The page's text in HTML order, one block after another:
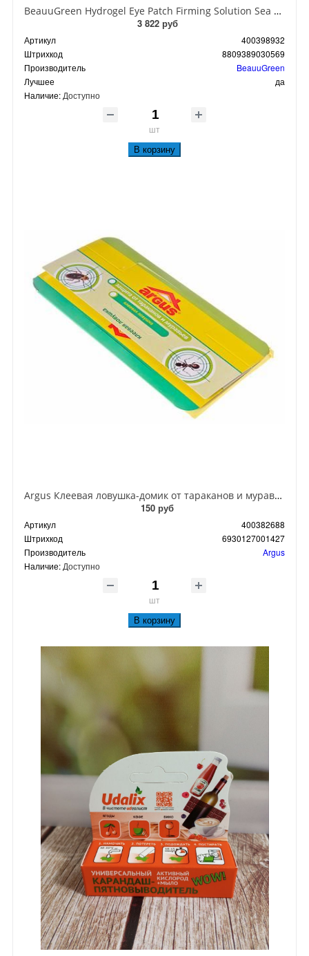
BeauuGreen Hydrogel Eye Patch Firming Solution Sea Cocumber & Black Гидрогелевые патчи для кожи вокруг глаз с экстрактом черного морского огурца 60 шт 90 гр
3 822 руб
Артикул
400398932
Штрихкод
8809389030569
Производитель
BeauuGreen
Лучшее
да
Наличие: Доступно
шт
В корзину
Argus Клеевая ловушка-домик от тараканов и муравьев
150 руб
Артикул
400382688
Штрихкод
6930127001427
Производитель
Argus
Наличие: Доступно
шт
В корзину